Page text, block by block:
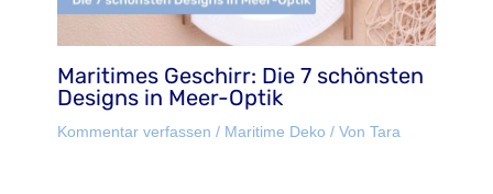
Maritimes Geschirr: Die 7 schönsten
Designs in Meer-Optik
Kommentar verfassen / Maritime Deko / Von Tara